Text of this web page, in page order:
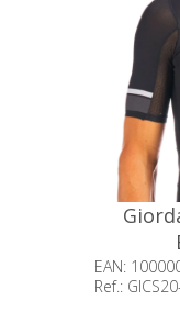
EAN:
Ref.: